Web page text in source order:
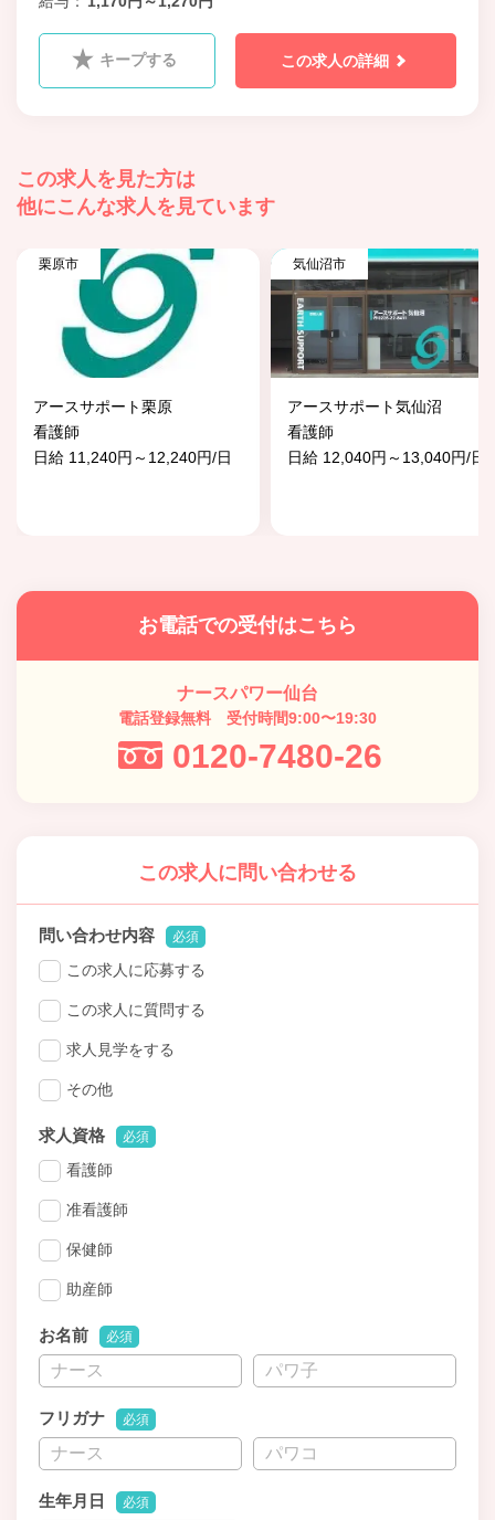
キープする この求人の詳細
この求人を見た方は
他にこんな求人を見ています
栗原市
アースサポート栗原
看護師
日給 11,240円～12,240円/日
気仙沼市
アースサポート気仙沼
看護師
日給 12,040円～13,040円/日
お電話での受付はこちら
ナースパワー仙台
電話登録無料 受付時間9:00〜19:30
0120-7480-26
この求人に問い合わせる
問い合わせ内容 必須
この求人に応募する
この求人に質問する
求人見学をする
その他
求人資格 必須
看護師
准看護師
保健師
助産師
お名前 必須
フリガナ 必須
生年月日 必須